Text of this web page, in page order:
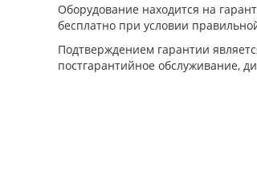
Оборудование находится на
бесплатно при условии
Подтверждением гарантии
постгарантийное обслуживание,